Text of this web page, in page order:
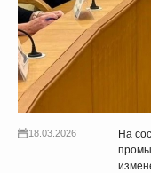
18.03.2026
На